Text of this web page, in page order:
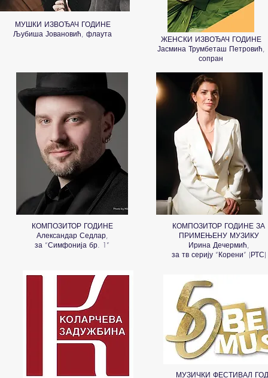
МУШКИ ИЗВОЂАЧ ГОДИНЕ
Љубиша Јовановић, флаута
ЖЕНСКИ ИЗВОЂАЧ ГОДИНЕ
Јасмина Трумбеташ Петровић,
сопран
КОМПОЗИТОР ГОДИНЕ
Александар Седлар,
за “Симфонија бр. 1”
КОМПОЗИТОР ГОДИНЕ ЗА
ПРИМЕЊЕНУ МУЗИКУ
Ирина Дечермић,
за тв серију “Корени” (РТС)
МУЗИЧКИ ФЕСТИВАЛ